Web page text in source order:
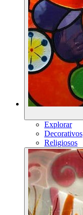
Explorar
Decorativos
Religiosos